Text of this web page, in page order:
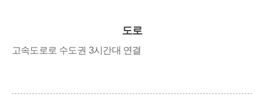
도로
고속도로로 수도권 3시간대 연결